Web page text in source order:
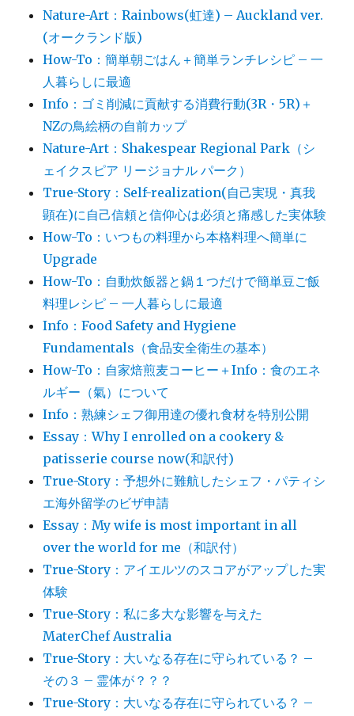
Nature-Art：Rainbows(虹達) – Auckland ver.
(オークランド版)
How-To：簡単朝ごはん＋簡単ランチレシピ – 一
人暮らしに最適
Info：ゴミ削減に貢献する消費行動(3R・5R)＋
NZの鳥絵柄の自前カップ
Nature-Art：Shakespear Regional Park（シ
ェイクスピア リージョナル パーク）
True-Story：Self-realization(自己実現・真我
顕在)に自己信頼と信仰心は必須と痛感した実体験
How-To：いつもの料理から本格料理へ簡単に
Upgrade
How-To：自動炊飯器と鍋１つだけで簡単豆ご飯
料理レシピ – 一人暮らしに最適
Info：Food Safety and Hygiene
Fundamentals（食品安全衛生の基本）
How-To：自家焙煎麦コーヒー＋Info：食のエネ
ルギー（氣）について
Info：熟練シェフ御用達の優れ食材を特別公開
Essay：Why I enrolled on a cookery &
patisserie course now(和訳付)
True-Story：予想外に難航したシェフ・パティシ
エ海外留学のビザ申請
Essay：My wife is most important in all
over the world for me（和訳付）
True-Story：アイエルツのスコアがアップした実
体験
True-Story：私に多大な影響を与えた
MaterChef Australia
True-Story：大いなる存在に守られている？ –
その３ – 霊体が？？？
True-Story：大いなる存在に守られている？ –